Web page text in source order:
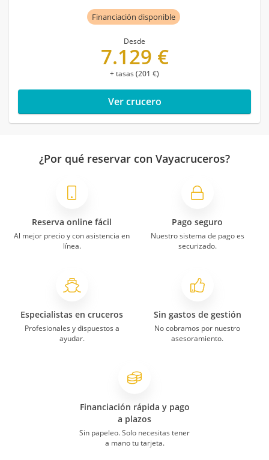
Financiación disponible
Desde
7.129 €
+ tasas (201 €)
Ver crucero
¿Por qué reservar con Vayacruceros?
Reserva online fácil
Al mejor precio y con asistencia en
línea.
Pago seguro
Nuestro sistema de pago es
securizado.
Especialistas en cruceros
Profesionales y dispuestos a
ayudar.
Sin gastos de gestión
No cobramos por nuestro
asesoramiento.
Financiación rápida y pago
a plazos
Sin papeleo. Solo necesitas tener
a mano tu tarjeta.